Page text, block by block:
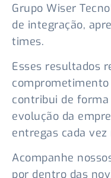
Grupo Wiser
de integração,
times.
Esses resultados
comprometimento
contribui de
evolução da
entregas cada
Acompanhe
por dentro das